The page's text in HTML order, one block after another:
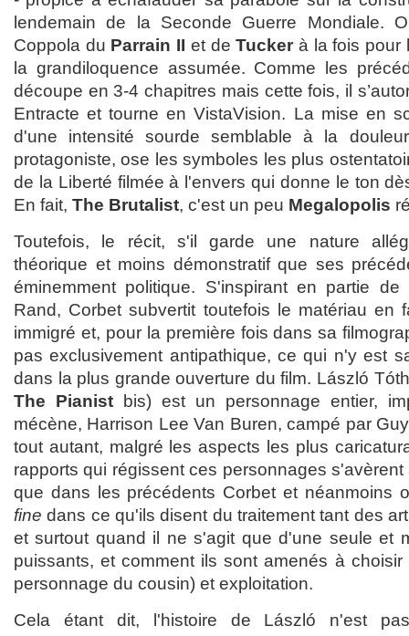
lendemain de la Seconde Guerre Mondiale.
Coppola du Parrain II et deTucker à la fois pour
la grandiloquence assumée. Comme les
découpe en 3-4 chapitres mais cette fois, il
Entracte et tourne en VistaVision. La mise en
d'une intensité sourde semblable à la
protagoniste, ose les symboles les plus
de la Liberté filmée à l'envers qui donne le ton
En fait, The Brutalist, c'est un peu Megalopolis
Toutefois, le récit, s'il garde une nature
théorique et moins démonstratif que ses
éminemment politique. S'inspirant en partie de
Rand, Corbet subvertit toutefois le matériau en
immigré et, pour la première fois dans sa
pas exclusivement antipathique, ce qui n'y est
dans la plus grande ouverture du film. László
The Pianist bis) est un personnage entier,
mécène, Harrison Lee Van Buren, campé par
tout autant, malgré les aspects les plus
rapports qui régissent ces personnages
que dans les précédents Corbet et néanmoins
fine dans ce qu'ils disent du traitement tant des
et surtout quand il ne s'agit que d'une seule et
puissants, et comment ils sont amenés à
personnage du cousin) et exploitation.
Cela étant dit, l'histoire de László n'est